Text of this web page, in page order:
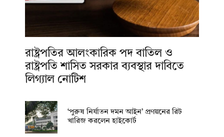
রাষ্ট্রপতির আলংকারিক পদ বাতিল ও
রাষ্ট্রপতি শাসিত সরকার ব্যবস্থার দাবিতে
লিগ্যাল নোটিশ
‘পুরুষ নির্যাতন দমন আইন’ প্রণয়নের রিট
খারিজ করলেন হাইকোর্ট